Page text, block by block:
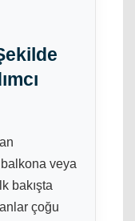
veya
bakışta
çoğu